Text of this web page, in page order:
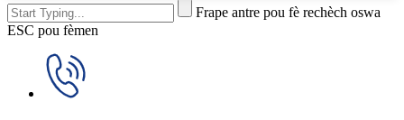
Frape antre pou fè rechèch oswa
ESC pou fèmen